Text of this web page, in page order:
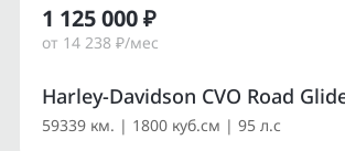
Harley-Davidson CVO Road
59339 км. | 1800 куб.см | 95 л.с
1 125 000 ₽
от 14 238 ₽/мес